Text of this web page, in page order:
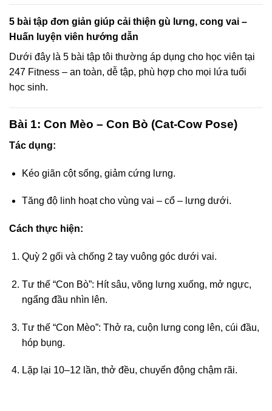
5 bài tập đơn giản giúp cải thiện gù lưng, cong vai –
Huấn luyện viên hướng dẫn
Dưới đây là 5 bài tập tôi thường áp dụng cho học viên tại
247 Fitness – an toàn, dễ tập, phù hợp cho mọi lứa tuổi
học sinh.
Bài 1: Con Mèo – Con Bò (Cat-Cow Pose)
Tác dụng:
Kéo giãn cột sống, giảm cứng lưng.
Tăng độ linh hoạt cho vùng vai – cổ – lưng dưới.
Cách thực hiện:
Quỳ 2 gối và chống 2 tay vuông góc dưới vai.
Tư thế “Con Bò”: Hít sâu, võng lưng xuống, mở ngực,
ngẩng đầu nhìn lên.
Tư thế “Con Mèo”: Thở ra, cuộn lưng cong lên, cúi đầu,
hóp bụng.
Lặp lại 10–12 lần, thở đều, chuyển động chậm rãi.